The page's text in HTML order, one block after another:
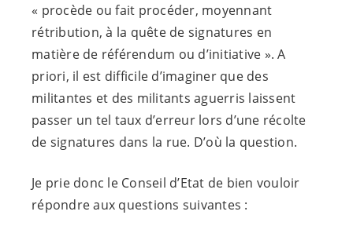
« procède ou fait procéder, moyennant
rétribution, à la quête de signatures en
matière de référendum ou d’initiative ». A
priori, il est difficile d’imaginer que des
militantes et des militants aguerris laissent
passer un tel taux d’erreur lors d’une récolte
de signatures dans la rue. D’où la question.
Je prie donc le Conseil d’Etat de bien vouloir
répondre aux questions suivantes :